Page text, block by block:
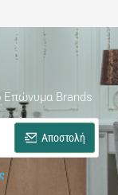
Επώνυμα Brands
Αποστολή